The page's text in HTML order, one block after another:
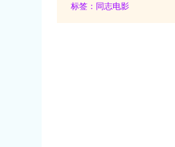
标签：同志电影